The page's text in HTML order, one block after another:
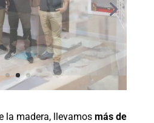
la madera, llevamos más de